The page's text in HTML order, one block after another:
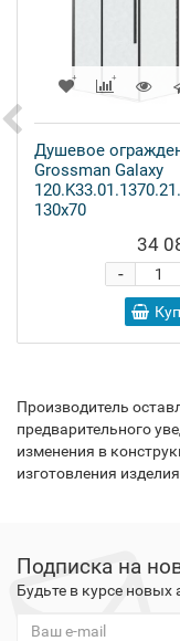
Душевое
Grossman Galaxy
130x70
34
-
Производитель
предварительного
изменения в
изготовления
Подписка на
Будьте в курсе